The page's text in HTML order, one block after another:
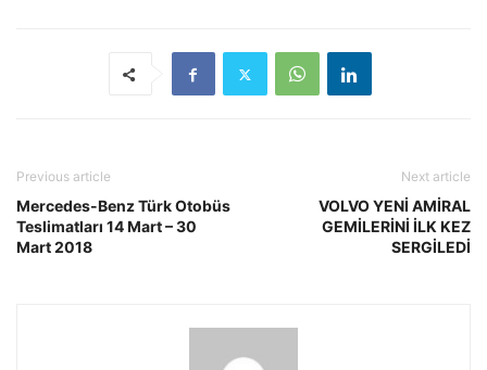
Previous article
Mercedes-Benz Türk Otobüs
Teslimatları 14 Mart – 30
Mart 2018
Next article
VOLVO YENİ AMİRAL
GEMİLERİNİ İLK KEZ
SERGİLEDİ